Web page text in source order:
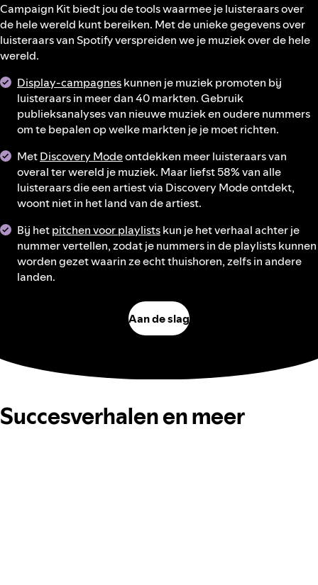
Campaign Kit biedt jou de tools waarmee je luisteraars over
de hele wereld kunt bereiken. Met de unieke gegevens over
luisteraars van Spotify verspreiden we je muziek over de hele
wereld.
Display-campagneskunnen je muziek promoten bij
luisteraars in meer dan 40 markten. Gebruik
publieksanalyses van nieuwe muziek en oudere nummers
om te bepalen op welke markten je je moet richten.
MetDiscovery Modeontdekken meer luisteraars van
overal ter wereld je muziek. Maar liefst 58% van alle
luisteraars die een artiest via Discovery Mode ontdekt,
woont niet in het land van de artiest.
Bij hetpitchen voor playlistskun je het verhaal achter je
nummer vertellen, zodat je nummers in de playlists kunnen
worden gezet waarin ze echt thuishoren, zelfs in andere
landen.
Aan de slag
Succesverhalen en meer